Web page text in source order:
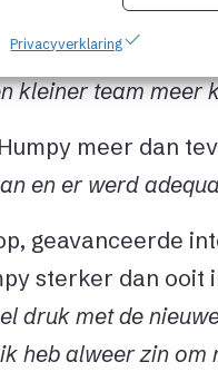
Privacyverklaring
van 3,5 fte
“We hebben veel
kleiner team meer
meer dan
en er werd
geavanceerde
sterker dan ooit
druk met de
heb alweer zin om